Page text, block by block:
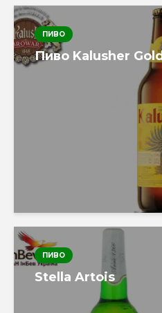
ПИВО
Пиво Kalusher
ПИВО
Stella Artois